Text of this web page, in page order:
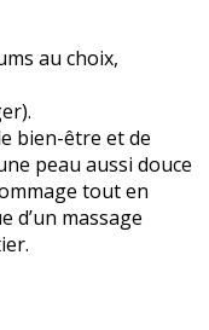
au choix,
bien-être et de
peau aussi douce
tout en
d’un massage